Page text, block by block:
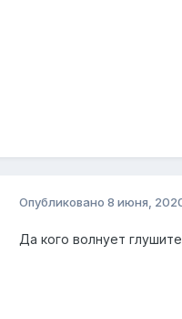
Опубликовано 8 июня,
Да кого волнует